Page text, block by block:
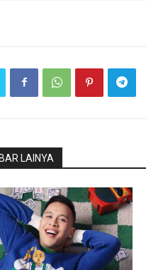
LAINYA